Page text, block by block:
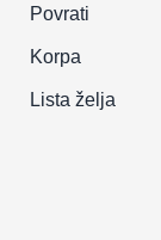
Povrati
Korpa
Lista želja